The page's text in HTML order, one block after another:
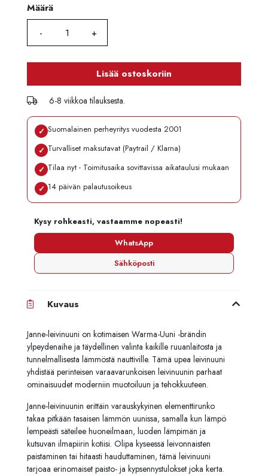
Määrä
Määrä
Lisää ostoskoriin
6-8 viikkoa tilauksesta.
✓ Suomalainen perheyritys vuodesta 2001
✓ Turvalliset maksutavat (Paytrail / Klarna)
✓ Tilaa nyt - Toimitusaika sovittavissa aikataulusi mukaan
✓ 14 päivän palautusoikeus
Kysy rohkeasti, vastaamme nopeasti!
WhatsApp
Sähköposti
Kuvaus
Janne-leivinuuni on kotimaisen Warma-Uuni -brändin
ylpeydenaihe ja täydellinen valinta kaikille ruuanlaitosta ja
tunnelmallisesta lämmöstä nauttiville. Tämä upea leivinuuni
yhdistää perinteisen varaavarunkoisen leivinuunin parhaat
ominaisuudet moderniin muotoiluun ja tehokkuuteen.
Janne-leivinuunin erittäin varauskykyinen elementtirunko
takaa pitkään tasaisen lämmön uunissa, samalla kun lämpö
lempeästi säteilee huoneilmaan, luoden lämpimän ja
kutsuvan ilmapiirin kotiisi. Olipa kyseessä leivonnaisten
paistaminen tai hitaasti hauduttaminen, tämä leivinuuni
tarjoaa erinomaiset paisto- ja kypsennystulokset joka kerta.